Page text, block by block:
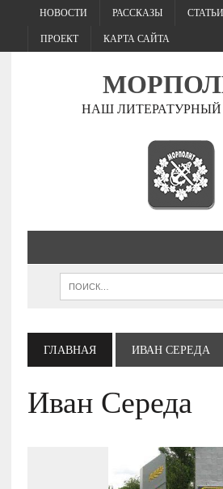
НОВОСТИ РАССКАЗЫ СТАТЬИ
ПРОЕКТ КАРТА САЙТА
НАШ
ГЛАВНАЯ ИВАН СЕРЕДА
Иван Середа